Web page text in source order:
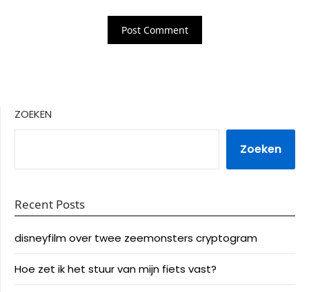
ZOEKEN
Zoeken
Recent Posts
disneyfilm over twee zeemonsters cryptogram
Hoe zet ik het stuur van mijn fiets vast?